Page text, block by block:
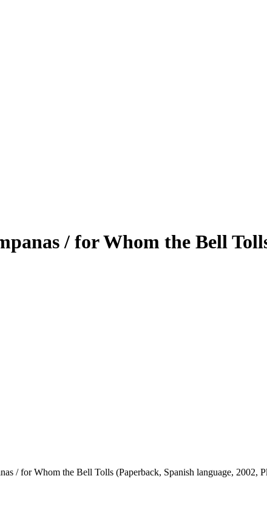
/ for Whom the Bell
/ for Whom the Bell Tolls (Paperback, Spanish language, 2002,